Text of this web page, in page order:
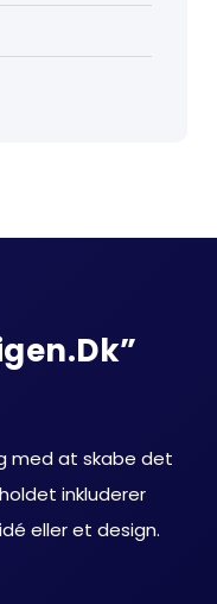
med at skabe det
inkluderer
eller et design.